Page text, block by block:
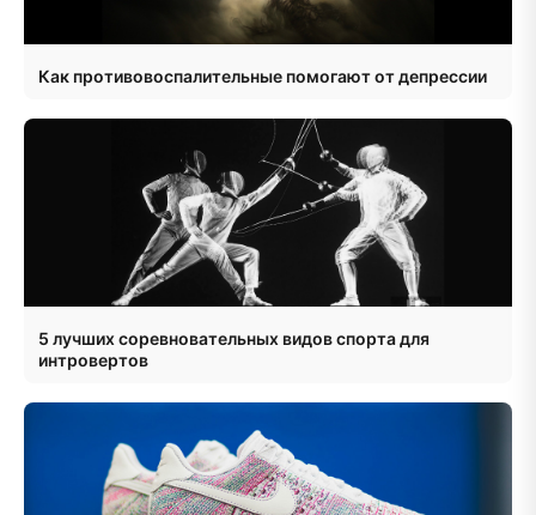
Как противовоспалительные помогают от депрессии
5 лучших соревновательных видов спорта для
интровертов